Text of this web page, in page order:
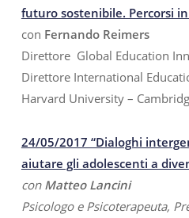
futuro sostenibile. Percorsi in
con Fernando Reimers
Direttore Global Education
Direttore International
Harvard University –
24/05/2017 “Dialoghi
aiutare gli adolescenti a
conMatteo Lancini
Psicologo e Psicoterapeuta,